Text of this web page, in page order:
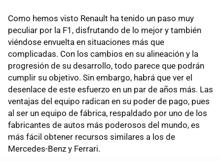
Como hemos visto Renault ha tenido un paso muy
peculiar por la F1, disfrutando de lo mejor y también
viéndose envuelta en situaciones más que
complicadas. Con los cambios en su alineación y la
progresión de su desarrollo, todo parece que podrán
cumplir su objetivo. Sin embargo, habrá que ver el
desenlace de este esfuerzo en un par de años más. Las
ventajas del equipo radican en su poder de pago, pues
al ser un equipo de fábrica, respaldado por uno de los
fabricantes de autos más poderosos del mundo, es
más fácil obtener recursos similares a los de
Mercedes-Benz y Ferrari.